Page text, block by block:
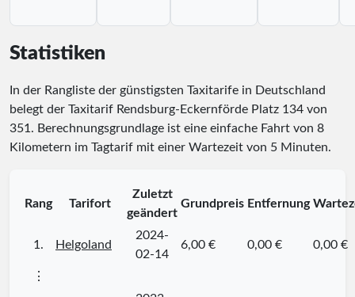
Statistiken
In der Rangliste der günstigsten Taxitarife in Deutschland
belegt der Taxitarif Rendsburg-Eckernförde Platz 134 von
351. Berechnungsgrundlage ist eine einfache Fahrt von 8
Kilometern im Tagtarif mit einer Wartezeit von 5 Minuten.
Rang Tarifort
Zuletzt
geändert
Grundpreis Entfernung
1. Helgoland
2024-
02-14
6,00 € 0,00 € 0,00 €
⋮